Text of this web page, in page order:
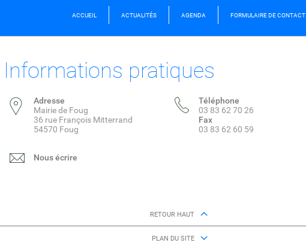
ACCUEIL ACTUALITÉS AGENDA FORMULAIRE DE CONTACT
Informations pratiques
Adresse
Mairie de Foug
36 rue François Mitterrand
54570 Foug
Nous écrire
Téléphone
03 83 62 70 26
Fax
03 83 62 60 59
RETOUR HAUT
PLAN DU SITE